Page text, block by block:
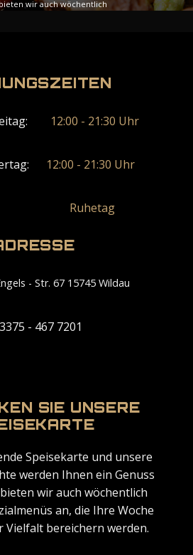
wir auch wöchentlich
Ansicht-Menü
12:00 - 21:30 Uhr
12:00 - 21:30 Uhr
Ruhetag
- Str. 67 15745 Wildau
- 467 7201
SIE UNSERE
Speisekarte und unsere
werden Ihnen ein Genuss
wir auch wöchentlich
an, die Ihre Woche
Vielfalt bereichern werden.